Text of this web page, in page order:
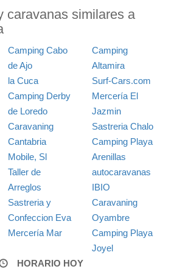
caravanas similares a
Camping Cabo
de Ajo
Camping
Altamira
la Cuca
Surf-Cars.com
Camping Derby
de Loredo
Mercería El
Jazmin
Caravaning
Cantabria
Mobile, Sl
Sastreria Chalo
Camping Playa
Arenillas
Taller de
Arreglos
Sastreria y
Confeccion Eva
autocaravanas
IBIO
Caravaning
Oyambre
Mercería Mar
Camping Playa
Joyel
HORARIO HOY